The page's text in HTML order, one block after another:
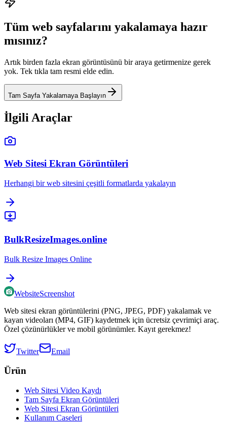
Tüm web sayfalarını yakalamaya hazır
mısınız?
Artık birden fazla ekran görüntüsünü bir araya getirmenize gerek
yok. Tek tıkla tam resmi elde edin.
Tam Sayfa Yakalamaya Başlayın
İlgili Araçlar
Web Sitesi Ekran Görüntüleri
Herhangi bir web sitesini çeşitli formatlarda yakalayın
BulkResizeImages.online
Bulk Resize Images Online
WebsiteScreenshot
Web sitesi ekran görüntülerini (PNG, JPEG, PDF) yakalamak ve
kayan videoları (MP4, GIF) kaydetmek için ücretsiz çevrimiçi araç.
Özel çözünürlükler ve mobil görünümler. Kayıt gerekmez!
Twitter Email
Ürün
Web Sitesi Video Kaydı
Tam Sayfa Ekran Görüntüleri
Web Sitesi Ekran Görüntüleri
Kullanım Caseleri